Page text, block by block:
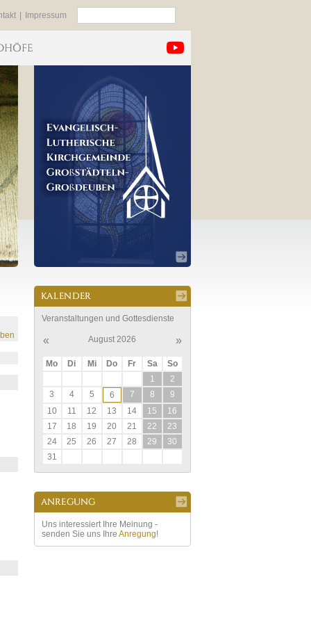
Impressum
Veranstaltungen und Gottesdienste
« August 2026 »
Mo Di Mi Do Fr Sa
So
1
2
3
4 5 6 7 8
9
10
11 12 13 14 15
16
17
18 19 20 21 22
23
24
25 26 27 28 29
30
31
Uns interessiert Ihre Meinung -
senden Sie uns Ihre Anregung!